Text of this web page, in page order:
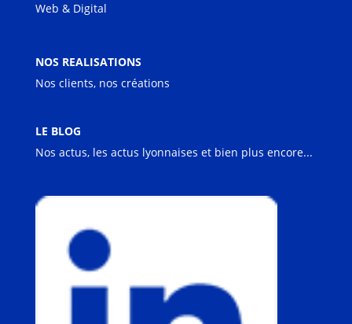
Web & Digital
NOS REALISATIONS
Nos clients, nos créations
LE BLOG
Nos actus, les actus lyonnaises et bien plus encore...